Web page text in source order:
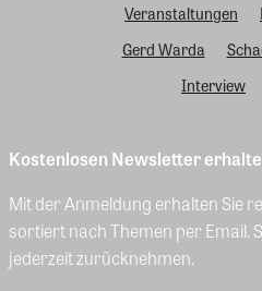
Veranstaltungen
Gerd Warda
Interview
Kostenlosen Newsletter
Mit der Anmeldung erhalten Sie
sortiert nach Themen per Email.
jederzeit zurücknehmen.